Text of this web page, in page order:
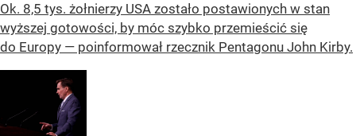
Ok. 8,5 tys. żołnierzy USA zostało postawionych w stan
wyższej gotowości, by móc szybko przemieścić się
do Europy — poinformował rzecznik Pentagonu John Kirby.